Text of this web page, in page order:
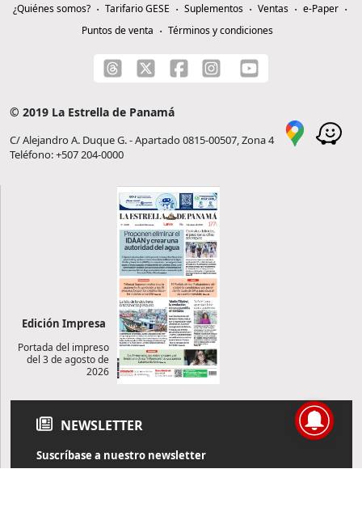
¿Quiénes somos? Tarifario GESE Suplementos Ventas
e-Paper
Puntos de venta
Términos y condiciones
© 2019 La Estrella de Panamá
C/ Alejandro A. Duque G. - Apartado 0815-00507, Zona 4
Teléfono: +507 204-0000
Edición Impresa
Portada del impreso
del 3 de agosto de
2026
NEWSLETTER
Suscríbase a nuestro newsletter
Reciba diariamente información de actualidad directamente en